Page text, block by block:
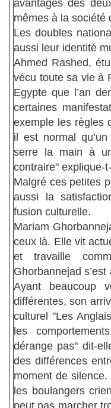
avantages des
mêmes à la société
Les doubles
aussi leur identité
Ahmed Rashed,
vécu toute sa vie à
Egypte que l’an
certaines
exemple les règles
il est normal
serre la main à
contraire" explique-
Malgré ces petites
aussi la
fusion culturelle.
Mariam
ceux là. Elle vit
et travaille
Ghorbannejad
Ayant beaucoup
différentes, son
culturel "Les
les
dérange pas" dit-
des différences
moment de
les boulangers